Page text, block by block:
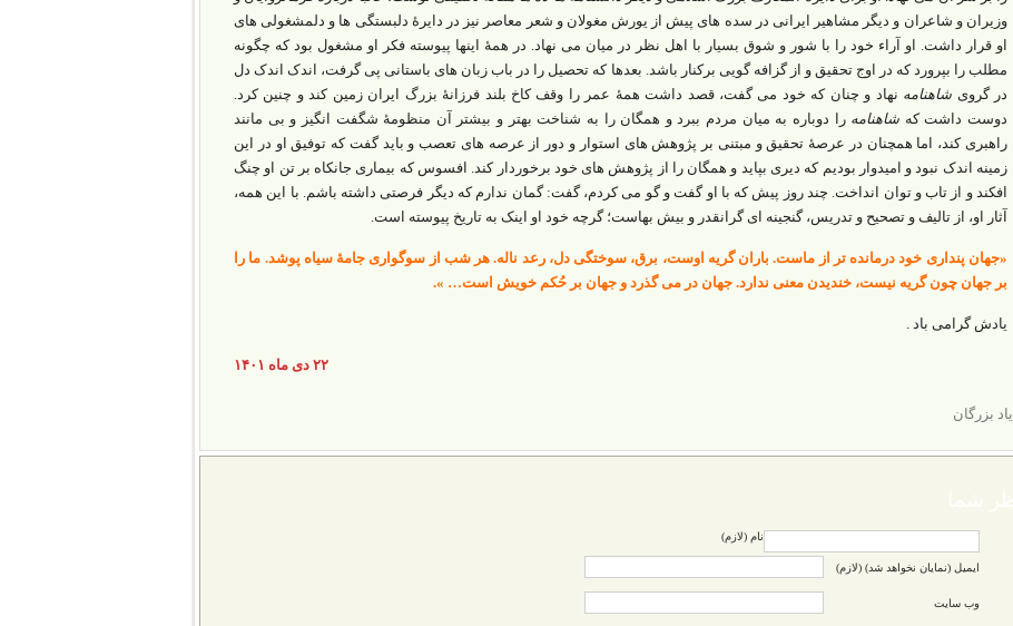
وزیران و شاعران و دیگر مشاهیر ایرانی در سده های پیش از یورش مغولان و شعر معاصر نیز در دایرۀ دلبستگی ها و دلمشغولی های
او قرار داشت. او آراء خود را با شور و شوق بسیار با اهل نظر در میان می نهاد. در همۀ اینها پیوسته فکر او مشغول بود که چگونه
مطلب را بپرورد که در اوج تحقیق و از گزافه گویی برکنار باشد. بعدها که تحصیل را در باب زبان های باستانی پی گرفت، اندک اندک دل
در گروی شاهنامه نهاد و چنان که خود می گفت، قصد داشت همۀ عمر را وقف کاخ بلند فرزانۀ بزرگ ایران زمین کند و چنین کرد.
دوست داشت که شاهنامهرا دوباره به میان مردم ببرد و همگان را به شناخت بهتر و بیشتر آن منظومۀ شگفت انگیز و بی مانند
راهبری کند، اما همچنان در عرصۀ تحقیق و مبتنی بر پژوهش های استوار و دور از عرصه های تعصب و باید گفت که توفیق او در این
زمینه اندک نبود و امیدوار بودیم که دیری بپاید و همگان را از پژوهش های خود برخوردار کند. افسوس که بیماری جانکاه بر تن او چنگ
افکند و از تاب و توان انداخت. چند روز پیش که با او گفت و گو می کردم، گفت: گمان ندارم که دیگر فرصتی داشته باشم. با این همه،
آثار او، از تالیف و تصحیح و تدریس، گنجینه ای گرانقدر و بیش بهاست؛ گرچه خود او اینک به تاریخ پیوسته است.
«جهان پنداری خود درمانده تر از ماست. باران گریه اوست، برق، سوختگی دل، رعد ناله. هر شب از سوگواری جامۀ سیاه پوشد. ما را
بر جهان چون گریه نیست، خندیدن معنی ندارد. جهان در می گذرد و جهان بر حُکم خویش است… ».
یادش گرامی باد .
۲۲ دی ماه ۱۴۰۱
یاد بزرگان
نام (لازم)
ایمیل (نمایان نخواهد شد) (لازم)
وب سایت